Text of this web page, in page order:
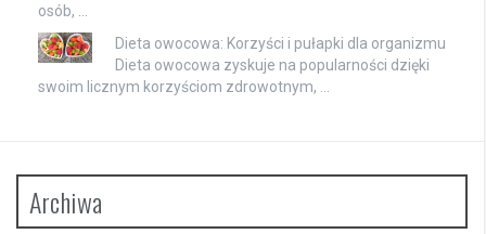
osób, …
Dieta owocowa: Korzyści i pułapki dla organizmu
Dieta owocowa zyskuje na popularności dzięki
swoim licznym korzyściom zdrowotnym, …
Archiwa